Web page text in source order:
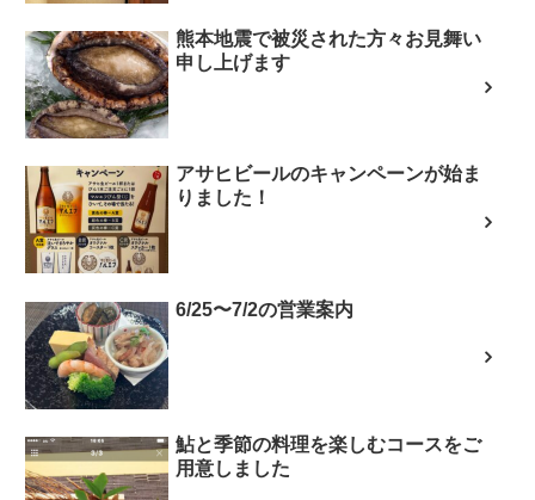
熊本地震で被災された方々お見舞い
申し上げます
アサヒビールのキャンペーンが始ま
りました！
6/25〜7/2の営業案内
鮎と季節の料理を楽しむコースをご
用意しました